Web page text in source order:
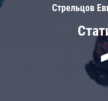
Стрельцов